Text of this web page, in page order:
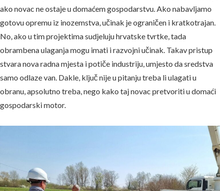
ako novac ne ostaje u domaćem gospodarstvu. Ako nabavljamo
gotovu opremu iz inozemstva, učinak je ograničen i kratkotrajan.
No, ako u tim projektima sudjeluju hrvatske tvrtke, tada
obrambena ulaganja mogu imati i razvojni učinak. Takav pristup
stvara nova radna mjesta i potiče industriju, umjesto da sredstva
samo odlaze van. Dakle, ključ nije u pitanju treba li ulagati u
obranu, apsolutno treba, nego kako taj novac pretvoriti u domaći
gospodarski motor.